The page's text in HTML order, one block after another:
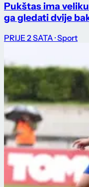
Pukštas ima
ga gledati dvije
PRIJE 2 SATA · Sport